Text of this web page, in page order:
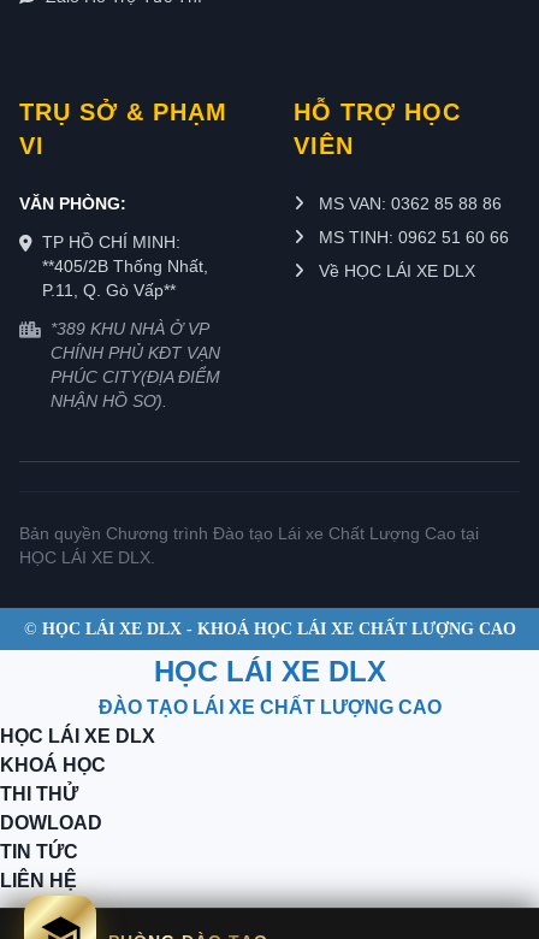
TRỤ SỞ & PHẠM
VI
VĂN PHÒNG:
TP HỒ CHÍ MINH:
**405/2B Thống Nhất,
P.11, Q. Gò Vấp**
*389 KHU NHÀ Ở VP
CHÍNH PHỦ KĐT VẠN
PHÚC CITY(ĐỊA ĐIỂM
NHẬN HỒ SƠ).
HỖ TRỢ HỌC
VIÊN
MS VAN: 0362 85 88 86
MS TINH: 0962 51 60 66
Về HỌC LÁI XE DLX
Bản quyền Chương trình Đào tạo Lái xe Chất Lượng Cao tại
HỌC LÁI XE DLX.
© HỌC LÁI XE DLX - KHOÁ HỌC LÁI XE CHẤT LƯỢNG CAO
HỌC LÁI XE DLX
ĐÀO TẠO LÁI XE CHẤT LƯỢNG CAO
HỌC LÁI XE DLX
KHOÁ HỌC
THI THỬ
DOWLOAD
TIN TỨC
LIÊN HỆ